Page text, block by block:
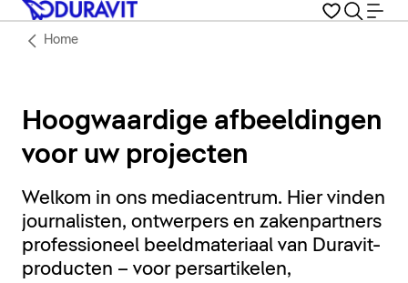
Home
Hoogwaardige afbeeldingen
voor uw projecten
Welkom in ons mediacentrum. Hier vinden
journalisten, ontwerpers en zakenpartners
professioneel beeldmateriaal van Duravit-
producten – voor persartikelen,